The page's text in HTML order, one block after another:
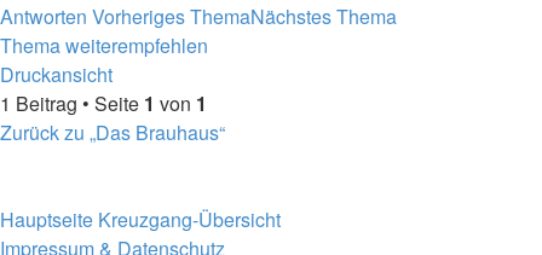
Antworten Vorheriges ThemaNächstes Thema
Thema weiterempfehlen
Druckansicht
1 Beitrag • Seite 1 von 1
Zurück zu „Das Brauhaus“
Hauptseite Kreuzgang-Übersicht
Impressum & Datenschutz